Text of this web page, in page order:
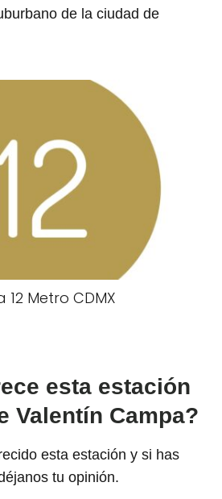
de la ciudad de
12 Metro CDMX
esta estación
Valentín Campa?
esta estación y si has
tu opinión.